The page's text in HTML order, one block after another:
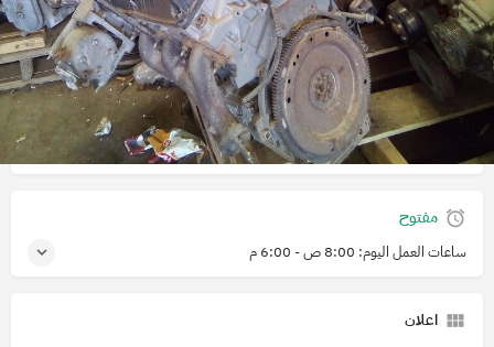
الوصف
تشليح المستشار في مدينة حائل لبيع قطع غيار
تقييم العملاء له في خرائط قوقل هو
3.6
تقييمات العملاء
مفتوح
ساعات العمل اليوم: 8:00 ص - 6:00 م
اعلان